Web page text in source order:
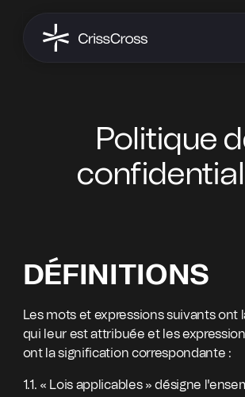
Politique
DÉFINITIONS
Les mots et expressions suivants ont
qui leur est attribuée et les
ont la signification correspondante :
1.1. « Lois applicables » désigne